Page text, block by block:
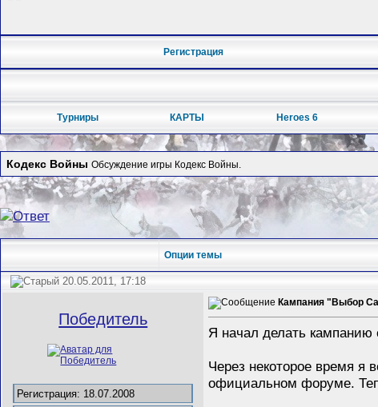
Регистрация
Турниры КАРТЫ Heroes 6
Кодекс Войны Обсуждение игры Кодекс Войны.
Опции темы
20.05.2011, 17:18
Победитель
Регистрация: 18.07.2008
Кампания "Выбор
Я начал делать кампанию
Через некоторое время я
официальном форуме.